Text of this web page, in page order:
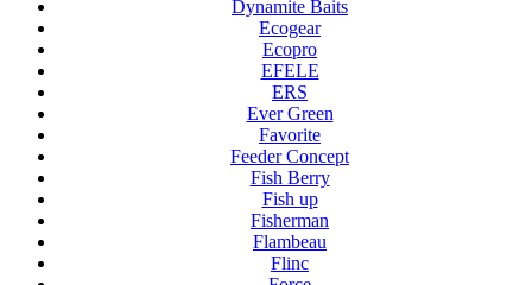
Dynamite Baits
Ecogear
Ecopro
EFELE
ERS
Ever Green
Favorite
Feeder Concept
Fish Berry
Fish up
Fisherman
Flambeau
Flinc